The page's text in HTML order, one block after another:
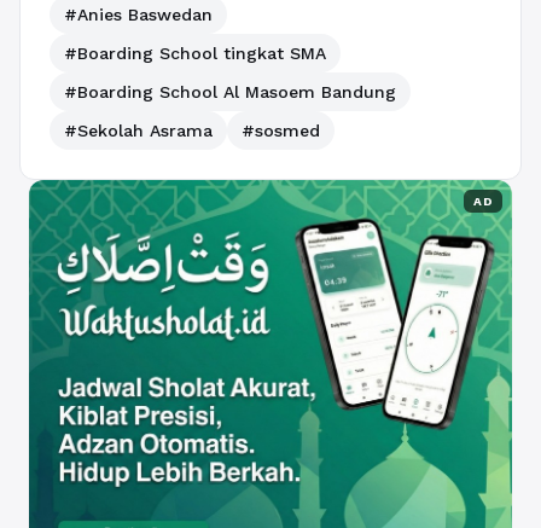
#Anies Baswedan
#Boarding School tingkat SMA
#Boarding School Al Masoem Bandung
#Sekolah Asrama
#sosmed
AD